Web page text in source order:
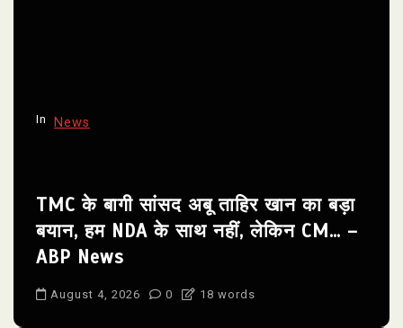
In News
TMC के बागी सांसद अबू ताहिर खान का बड़ा
बयान, हम NDA के साथ नहीं, लेकिन CM… –
ABP News
August 4, 2026 0 18 words